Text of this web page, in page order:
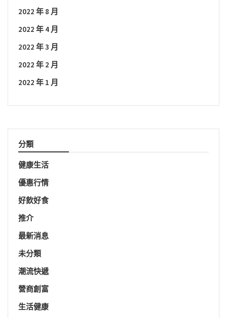
2022 年 8 月
2022 年 4 月
2022 年 3 月
2022 年 2 月
2022 年 1 月
分類
健康生活
優惠行情
好飲好食
推介
最新消息
未分類
潮流快遞
營商創富
生活健康